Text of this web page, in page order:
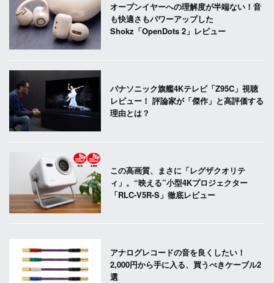
オープンイヤーへの理解度が半端ない！音
も快適さもパワーアップした
Shokz「OpenDots 2」レビュー
パナソニック旗艦4Kテレビ「Z95C」視聴
レビュー！ 評論家が「傑作」と高評価する
理由とは？
この高画質、まさに「レグザクオリテ
ィ」。“映える”小型4Kプロジェクター
「RLC-V5R-S」徹底レビュー
アナログレコードの音を良くしたい！
2,000円から手に入る、買うべきケーブル2
選